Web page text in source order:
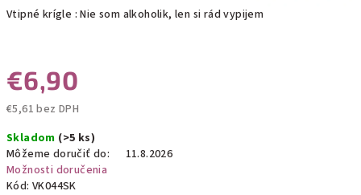
Vtipné krígle : Nie som alkoholik, len si rád vypijem
€6,90
€5,61 bez DPH
cena:
Skladom (>5 ks)
Môžeme doručiť do:
11.8.2026
Možnosti doručenia
Kód: VK044SK